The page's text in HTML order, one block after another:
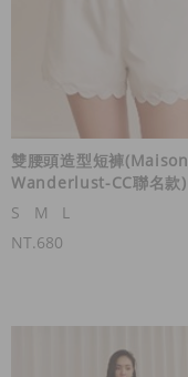
雙腰頭造型短褲(Maison
Wanderlust-CC聯名款)
S
M
L
NT.680